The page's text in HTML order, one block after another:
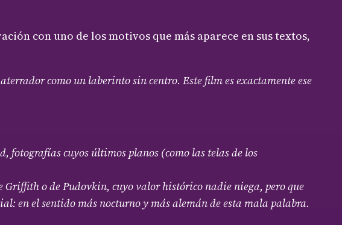
con uno de los motivos que más aparece en sus textos,
como un laberinto sin centro. Este film es exactamente ese
fotografías cuyos últimos planos (como las telas de los
Griffith o de Pudovkin, cuyo valor histórico nadie niega, pero que
en el sentido más nocturno y más alemán de esta mala palabra.